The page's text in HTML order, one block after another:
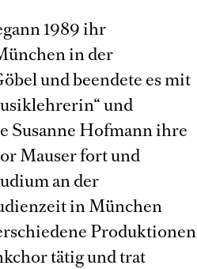
1989 ihr
in der
und beendete es mit
und
Susanne Hofmann ihre
Mauser fort und
an der
in München
Produktionen
tätig und trat